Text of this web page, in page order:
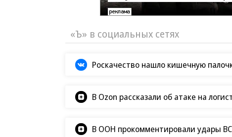
«Ъ» в социальных сетях
Роскачество нашло кишечную
В Ozon рассказали об атаке на
В ООН прокомментировали удары